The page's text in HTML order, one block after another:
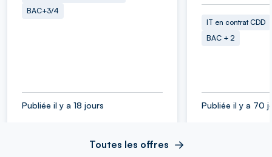
BAC+3/4
Publiée il y a 18 jours
IT en contrat CDD
BAC + 2
Publiée il y a 70
Toutes les offres